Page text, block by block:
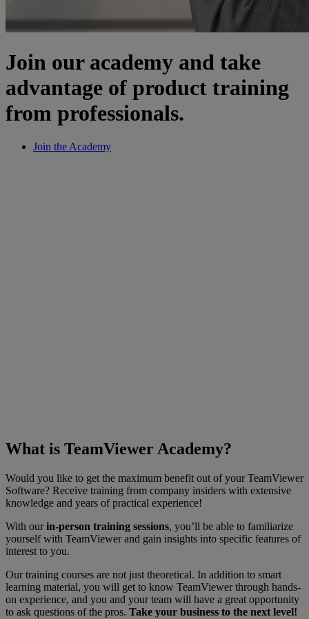
Join our academy and take
advantage of product training
from professionals.
Join the Academy
What is TeamViewer Academy?
Would you like to get the maximum benefit out of your TeamViewer
Software? Receive training from company insiders with extensive
knowledge and years of practical experience!
With ourin-person training sessions, you’ll be able to familiarize
yourself with TeamViewer and gain insights into specific features of
interest to you.
Our training courses are not just theoretical. In addition to smart
learning material, you will get to know TeamViewer through hands-
on experience, and you and your team will have a great opportunity
to ask questions of the pros. Take your business to the next level!